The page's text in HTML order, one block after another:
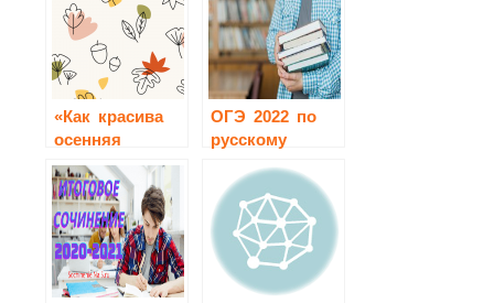
«Как красива
осенняя
берёзка»
сочинение
ОГЭ 2022 по
русскому